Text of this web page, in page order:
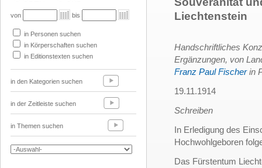
von bis
in Personen suchen
in Körperschaften suchen
in Editionstexten suchen
in den Kategorien suchen
in der Zeitleiste suchen
in Themen suchen
Liechtenstein
Handschriftliches
Ergänzungen, von
Franz Paul Fischerin
19.11.1914
Schreiben
In Erledigung des
Hochwohlgeboren
Das Fürstentum